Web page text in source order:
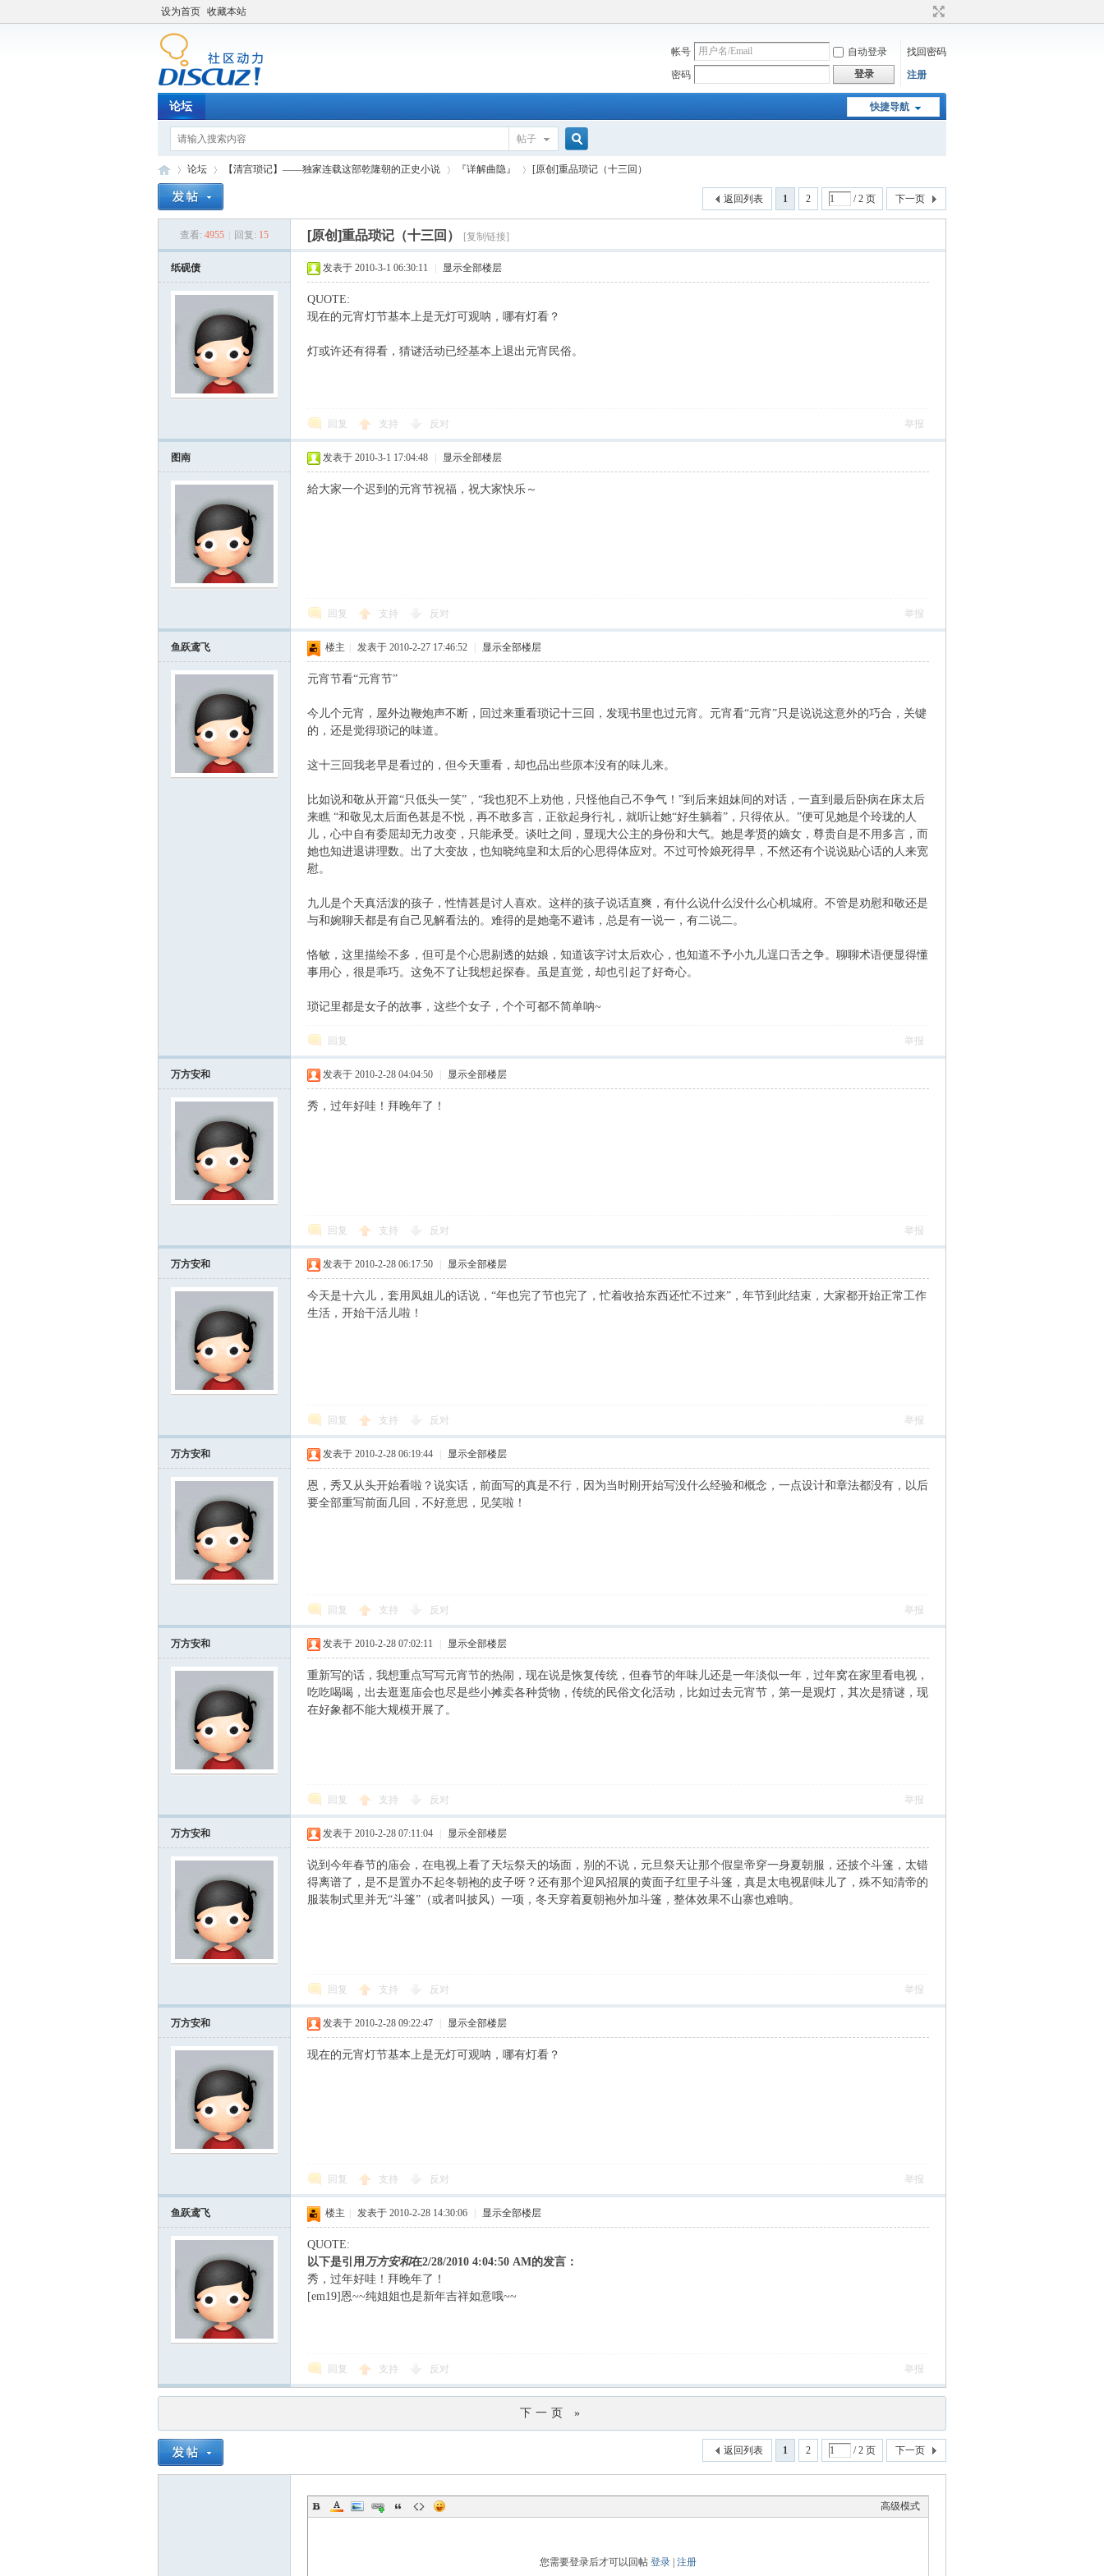
设为首页 收藏本站
帐号 自动登录
找回密码
密码
登录 注册
快捷导航
论坛
帖子
搜
论坛
›
【清宫琐记】——独家连载这部乾隆朝的正史小说
›
『详解曲隐』 [原创]重品琐记（十三回）
1 2 / 2 页 下一页
返回列表
查看: 4955 回复: 15 [原创]重品琐记（十三回） [复制链接]
纸砚债 发表于 2010-3-1 06:30:11 显示全部楼层
QUOTE:
现在的元宵灯节基本上是无灯可观呐，哪有灯看？
灯或许还有得看，猜谜活动已经基本上退出元宵民俗。
回复 支持 反对 举报
图南 发表于 2010-3-1 17:04:48 显示全部楼层
給大家一个迟到的元宵节祝福，祝大家快乐～
回复 支持 反对 举报
鱼跃鸢飞 楼主 发表于 2010-2-27 17:46:52 显示全部楼层
元宵节看“元宵节”
今儿个元宵，屋外边鞭炮声不断，回过来重看琐记十三回，发现书里也过元宵。元宵看“元宵”只是说说这意外的巧合，关键
的，还是觉得琐记的味道。
这十三回我老早是看过的，但今天重看，却也品出些原本没有的味儿来。
比如说和敬从开篇“只低头一笑”，“我也犯不上劝他，只怪他自己不争气！”到后来姐妹间的对话，一直到最后卧病在床太后
来瞧 “和敬见太后面色甚是不悦，再不敢多言，正欲起身行礼，就听让她“好生躺着”，只得依从。”便可见她是个玲珑的人
儿，心中自有委屈却无力改变，只能承受。谈吐之间，显现大公主的身份和大气。她是孝贤的嫡女，尊贵自是不用多言，而
她也知进退讲理数。出了大变故，也知晓纯皇和太后的心思得体应对。不过可怜娘死得早，不然还有个说说贴心话的人来宽
慰。
九儿是个天真活泼的孩子，性情甚是讨人喜欢。这样的孩子说话直爽，有什么说什么没什么心机城府。不管是劝慰和敬还是
与和婉聊天都是有自己见解看法的。难得的是她毫不避讳，总是有一说一，有二说二。
恪敏，这里描绘不多，但可是个心思剔透的姑娘，知道该字讨太后欢心，也知道不予小九儿逞口舌之争。聊聊术语便显得懂
事用心，很是乖巧。这免不了让我想起探春。虽是直觉，却也引起了好奇心。
琐记里都是女子的故事，这些个女子，个个可都不简单呐~
回复 举报
万方安和 发表于 2010-2-28 04:04:50 显示全部楼层
秀，过年好哇！拜晚年了！
回复 支持 反对 举报
万方安和 发表于 2010-2-28 06:17:50 显示全部楼层
今天是十六儿，套用凤姐儿的话说，“年也完了节也完了，忙着收拾东西还忙不过来”，年节到此结束，大家都开始正常工作
生活，开始干活儿啦！
回复 支持 反对 举报
万方安和 发表于 2010-2-28 06:19:44 显示全部楼层
恩，秀又从头开始看啦？说实话，前面写的真是不行，因为当时刚开始写没什么经验和概念，一点设计和章法都没有，以后
要全部重写前面几回，不好意思，见笑啦！
回复 支持 反对 举报
万方安和 发表于 2010-2-28 07:02:11 显示全部楼层
重新写的话，我想重点写写元宵节的热闹，现在说是恢复传统，但春节的年味儿还是一年淡似一年，过年窝在家里看电视，
吃吃喝喝，出去逛逛庙会也尽是些小摊卖各种货物，传统的民俗文化活动，比如过去元宵节，第一是观灯，其次是猜谜，现
在好象都不能大规模开展了。
回复 支持 反对 举报
万方安和 发表于 2010-2-28 07:11:04 显示全部楼层
说到今年春节的庙会，在电视上看了天坛祭天的场面，别的不说，元旦祭天让那个假皇帝穿一身夏朝服，还披个斗篷，太错
得离谱了，是不是置办不起冬朝袍的皮子呀？还有那个迎风招展的黄面子红里子斗篷，真是太电视剧味儿了，殊不知清帝的
服装制式里并无“斗篷”（或者叫披风）一项，冬天穿着夏朝袍外加斗篷，整体效果不山寨也难呐。
回复 支持 反对 举报
万方安和 发表于 2010-2-28 09:22:47 显示全部楼层
现在的元宵灯节基本上是无灯可观呐，哪有灯看？
回复 支持 反对 举报
鱼跃鸢飞 楼主 发表于 2010-2-28 14:30:06 显示全部楼层
QUOTE:
以下是引用 万方安和在2/28/2010 4:04:50 AM的发言：
秀，过年好哇！拜晚年了！
[em19]恩~~纯姐姐也是新年吉祥如意哦~~
回复 支持 反对 举报
下一页 »
1 2 / 2 页 下一页
返回列表
高级模式
您需要登录后才可以回帖 登录 注册